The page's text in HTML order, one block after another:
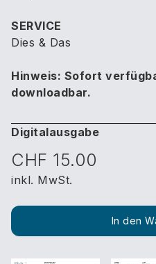
SERVICE
Dies & Das
Hinweis: Sofort
downloadbar.
Digitalausgabe
CHF 15.00
inkl. MwSt.
In den